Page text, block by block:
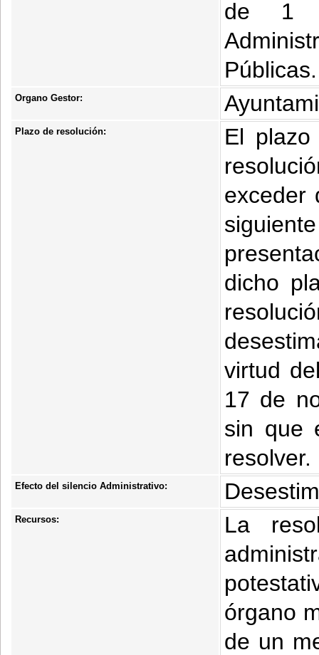
de 1
Públicas.
Organo Gestor:
Plazo de resolución:
El
exceder
dicho
virtud
17 de
sin que
resolver.
Efecto del silencio Administrativo:
Recursos:
La
órgano
de un